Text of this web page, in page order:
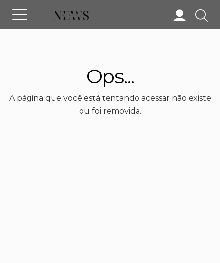
Ops...
A página que você está tentando acessar não existe
ou foi removida.